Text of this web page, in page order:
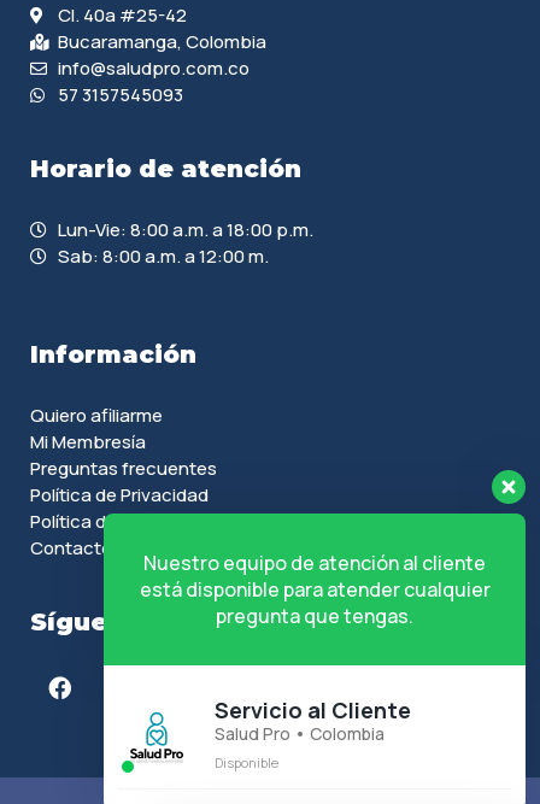
Cl. 40a #25-42
Bucaramanga, Colombia
info@saludpro.com.co
57 3157545093
Horario de atención
Lun-Vie: 8:00 a.m. a 18:00 p.m.
Sab: 8:00 a.m. a 12:00 m.
Información
Quiero afiliarme
Mi Membresía
Preguntas frecuentes
Política de Privacidad
Política de Cookies
Contacto
Síguenos en
Nuestro equipo de atención al cliente
está disponible para atender cualquier
pregunta que tengas.
Servicio al Cliente
Salud Pro • Colombia
Disponible